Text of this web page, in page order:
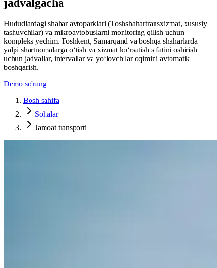
jadvalgacha
Hududlardagi shahar avtoparklari (Toshshahartransxizmat, xususiy
tashuvchilar) va mikroavtobuslarni monitoring qilish uchun
kompleks yechim. Toshkent, Samarqand va boshqa shaharlarda
yalpi shartnomalarga o‘tish va xizmat ko‘rsatish sifatini oshirish
uchun jadvallar, intervallar va yo‘lovchilar oqimini avtomatik
boshqarish.
Demo so'rang
Bosh sahifa
Sohalar
Jamoat transporti